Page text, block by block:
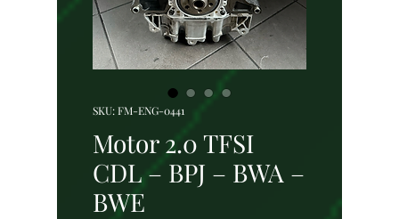
SKU: FM-ENG-0441
Motor 2.0 TFSI
CDL – BPJ – BWA –
BWE